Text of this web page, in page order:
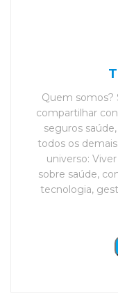
Quem somos?
compartilhar
seguros
todos os
universo:
sobre saúde,
tecnologia,